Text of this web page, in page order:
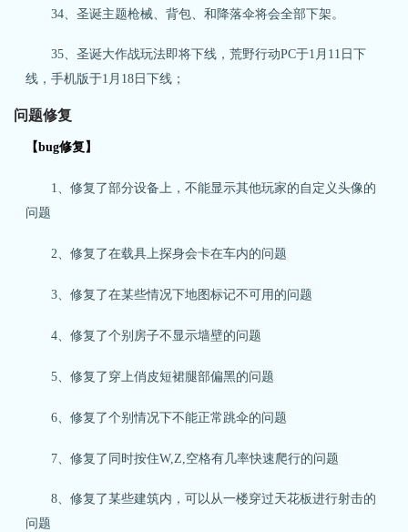
34、圣诞主题枪械、背包、和降落伞将会全部下架。
35、圣诞大作战玩法即将下线，荒野行动PC于1月11日下
线，手机版于1月18日下线；
问题修复
【bug修复】
1、修复了部分设备上，不能显示其他玩家的自定义头像的
问题
2、修复了在载具上探身会卡在车内的问题
3、修复了在某些情况下地图标记不可用的问题
4、修复了个别房子不显示墙壁的问题
5、修复了穿上俏皮短裙腿部偏黑的问题
6、修复了个别情况下不能正常跳伞的问题
7、修复了同时按住W,Z,空格有几率快速爬行的问题
8、修复了某些建筑内，可以从一楼穿过天花板进行射击的
问题